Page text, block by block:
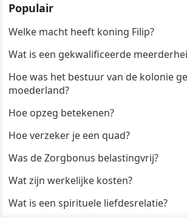
Populair
Welke macht heeft koning Filip?
Wat is een gekwalificeerde
Hoe was het bestuur van de kolonie
moederland?
Hoe opzeg betekenen?
Hoe verzeker je een quad?
Was de Zorgbonus belastingvrij?
Wat zijn werkelijke kosten?
Wat is een spirituele liefdesrelatie?